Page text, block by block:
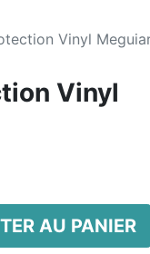
Vinyl
Vinyl
AU PANIER